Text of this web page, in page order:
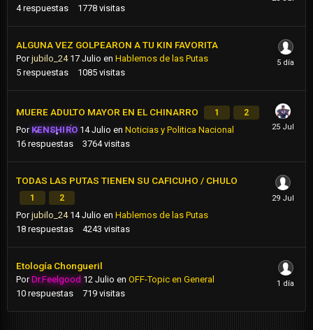
4 respuestas 1778 visitas
ALGUNA VEZ GOLPEARON A TU KIN FAVORITA
Porjubilo_24 17 Julio en Hablemos de las Putas
5 respuestas 1085 visitas
MUERE ADULTO MAYOR EN EL CHINARRO 1 2
Por KENSHIRO 14 Julio enNoticias y Politica Nacional
16 respuestas 3764 visitas
TODAS LAS PUTAS TIENEN SU CAFICUHO / CHULO
1 2
Porjubilo_24 14 Julio en Hablemos de las Putas
18 respuestas 4243 visitas
Etología Chongueril
PorDr.Feelgood 12 Julio en OFF-Topic en General
10 respuestas 719 visitas